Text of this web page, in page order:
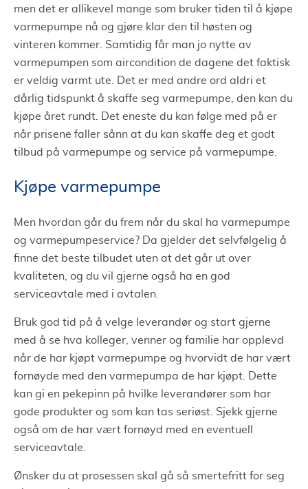
men det er allikevel mange som bruker tiden til å kjøpe
varmepumpe nå og gjøre klar den til høsten og
vinteren kommer. Samtidig får man jo nytte av
varmepumpen som aircondition de dagene det faktisk
er veldig varmt ute. Det er med andre ord aldri et
dårlig tidspunkt å skaffe seg varmepumpe, den kan du
kjøpe året rundt. Det eneste du kan følge med på er
når prisene faller sånn at du kan skaffe deg et godt
tilbud på varmepumpe og service på varmepumpe.
Kjøpe varmepumpe
Men hvordan går du frem når du skal ha varmepumpe
og varmepumpeservice? Da gjelder det selvfølgelig å
finne det beste tilbudet uten at det går ut over
kvaliteten, og du vil gjerne også ha en god
serviceavtale med i avtalen.
Bruk god tid på å velge leverandør og start gjerne
med å se hva kolleger, venner og familie har opplevd
når de har kjøpt varmepumpe og hvorvidt de har vært
fornøyde med den varmepumpa de har kjøpt. Dette
kan gi en pekepinn på hvilke leverandører som har
gode produkter og som kan tas seriøst. Sjekk gjerne
også om de har vært fornøyd med en eventuell
serviceavtale.
Ønsker du at prosessen skal gå så smertefritt for seg